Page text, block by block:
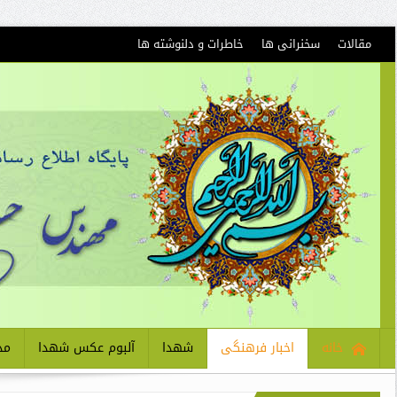
مقالات سخنرانی ها خاطرات و دلنوشته ها
خانه اخبار فرهنگی شهدا آلبوم عکس شهدا